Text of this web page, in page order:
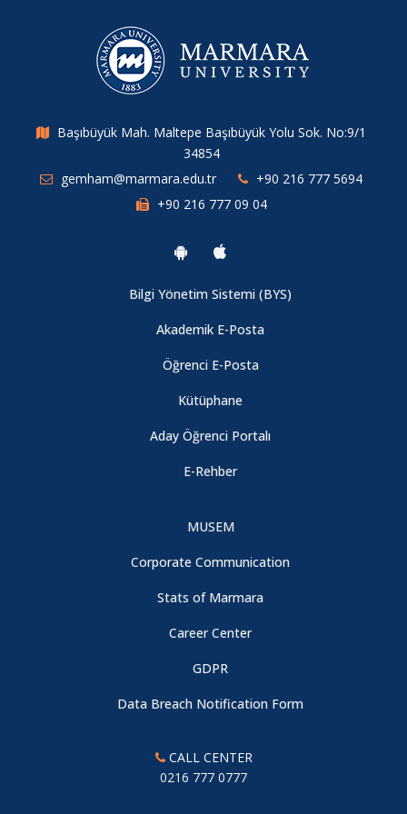
Başıbüyük Mah. Maltepe Başıbüyük Yolu Sok. No:9/1
34854
gemham@marmara.edu.tr
+90 216 777 5694
+90 216 777 09 04
Bilgi Yönetim Sistemi (BYS)
Akademik E-Posta
Öğrenci E-Posta
Kütüphane
Aday Öğrenci Portalı
E-Rehber
MUSEM
Corporate Communication
Stats of Marmara
Career Center
GDPR
Data Breach Notification Form
CALL CENTER
0216 777 0777